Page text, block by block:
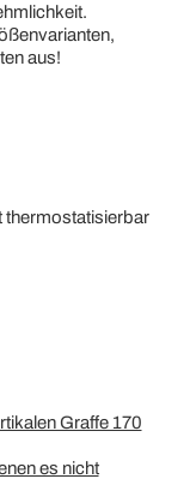
aus!
thermostatisierbar
Graffe 170
es nicht